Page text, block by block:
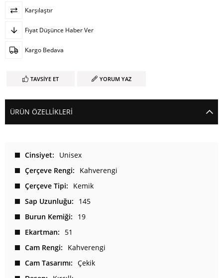
Karşılaştır
Fiyat Düşünce Haber Ver
Kargo Bedava
TAVSIYE ET YORUM YAZ
ÜRÜN ÖZELLIKLERI
Cinsiyet
Unisex
Çerçeve Rengi
Kahverengi
Çerçeve Tipi
Kemik
Sap Uzunluğu
145
Burun Kemiği
19
Ekartman
51
Cam Rengi
Kahverengi
Cam Tasarımı
Çekik